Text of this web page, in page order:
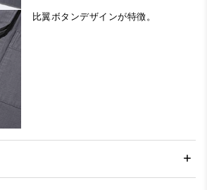
比翼ボタンデザインが特徴。